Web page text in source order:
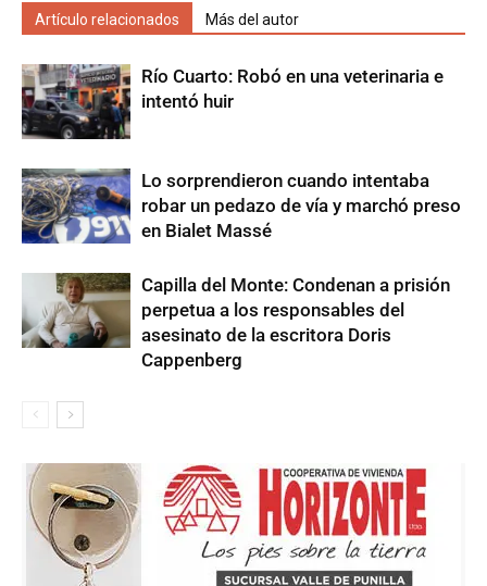
Artículo relacionados Más del autor
Río Cuarto: Robó en una veterinaria e
intentó huir
Lo sorprendieron cuando intentaba
robar un pedazo de vía y marchó preso
en Bialet Massé
Capilla del Monte: Condenan a prisión
perpetua a los responsables del
asesinato de la escritora Doris
Cappenberg